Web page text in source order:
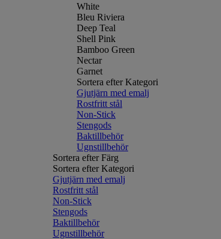
White
Bleu Riviera
Deep Teal
Shell Pink
Bamboo Green
Nectar
Garnet
Sortera efter Kategori
Gjutjärn med emalj
Rostfritt stål
Non-Stick
Stengods
Baktillbehör
Ugnstillbehör
Sortera efter Färg
Sortera efter Kategori
Gjutjärn med emalj
Rostfritt stål
Non-Stick
Stengods
Baktillbehör
Ugnstillbehör